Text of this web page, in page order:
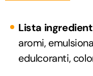
Lista
aromi,
edulcoranti,